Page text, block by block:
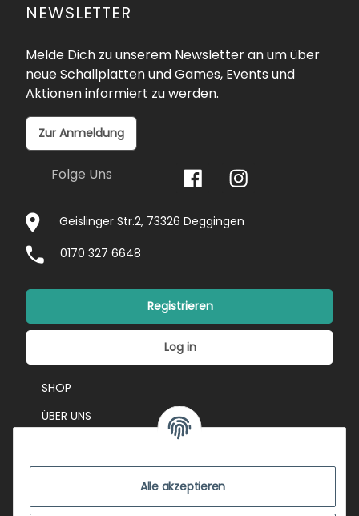
Alle akzeptieren
NEWSLETTER
Melde Dich zu unserem Newsletter an um über
neue Schallplatten und Games, Events und
Aktionen informiert zu werden.
Zur Anmeldung
Folge Uns
Geislinger Str.2, 73326 Deggingen
0170 327 6648
Registrieren
Log in
SHOP
ÜBER UNS